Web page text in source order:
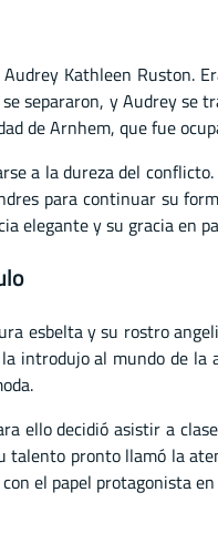
Kathleen Ruston.
y Audrey se
de Arnhem, que fue
a la dureza del
para continuar su
elegante y su gracia en
esbelta y su rostro
introdujo al mundo de
ello decidió asistir a
talento pronto llamó la
el papel protagonista